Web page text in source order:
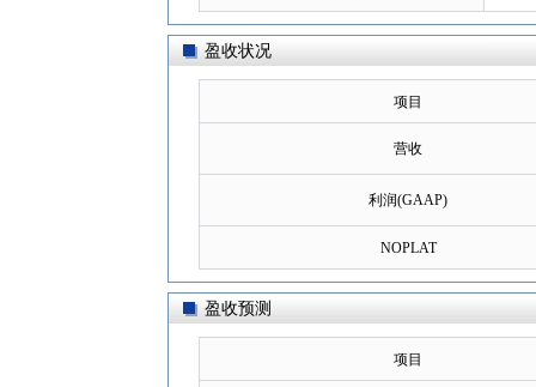
盈收状况
项目
营收
利润(GAAP)
NOPLAT
盈收预测
项目